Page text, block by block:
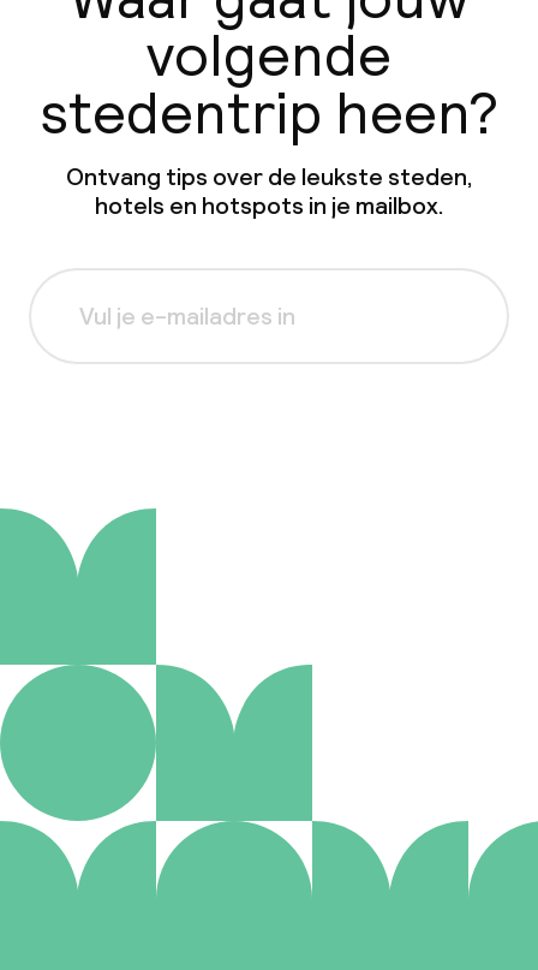
volgende
stedentrip heen?
Ontvang tips over de leukste steden,
hotels en hotspots in je mailbox.